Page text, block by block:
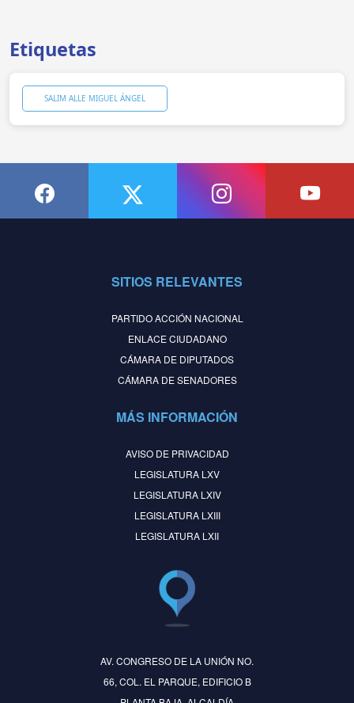
Etiquetas
SALIM ALLE MIGUEL ÁNGEL
SITIOS RELEVANTES
PARTIDO ACCIÓN NACIONAL
ENLACE CIUDADANO
CÁMARA DE DIPUTADOS
CÁMARA DE SENADORES
MÁS INFORMACIÓN
AVISO DE PRIVACIDAD
LEGISLATURA LXV
LEGISLATURA LXIV
LEGISLATURA LXIII
LEGISLATURA LXII
AV. CONGRESO DE LA UNIÓN NO.
66, COL. EL PARQUE, EDIFICIO B